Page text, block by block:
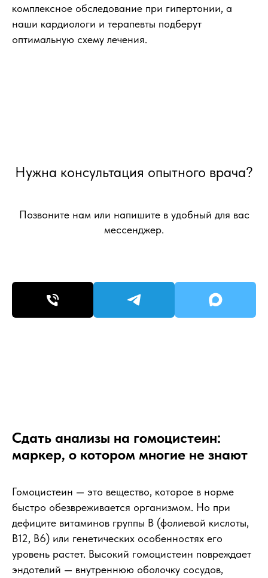
комплексное обследование при гипертонии, а
наши кардиологи и терапевты подберут
оптимальную схему лечения.
Нужна консультация опытного врача?
Позвоните нам или напишите в удобный для вас
мессенджер.
Сдать анализы на гомоцистеин:
маркер, о котором многие не знают
Гомоцистеин — это вещество, которое в норме
быстро обезвреживается организмом. Но при
дефиците витаминов группы В (фолиевой кислоты,
В12, В6) или генетических особенностях его
уровень растет. Высокий гомоцистеин повреждает
эндотелий — внутреннюю оболочку сосудов,